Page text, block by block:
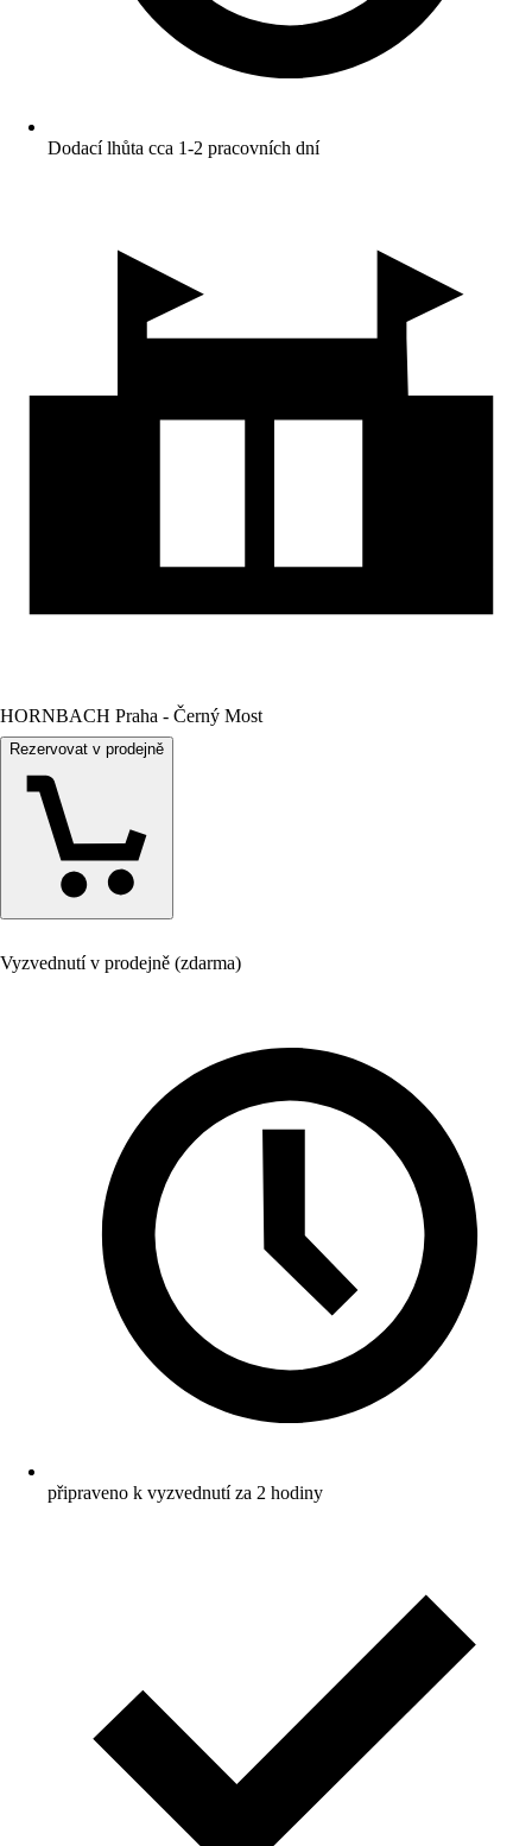
Dodací lhůta cca 1-2 pracovních dní
HORNBACH Praha - Černý Most
Rezervovat v prodejně
Vyzvednutí v prodejně (zdarma)
připraveno k vyzvednutí za 2 hodiny